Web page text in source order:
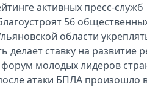
активных пресс-служб
56
области
делает ставку на развитие
форум молодых лидеров
атаки БПЛА произошло